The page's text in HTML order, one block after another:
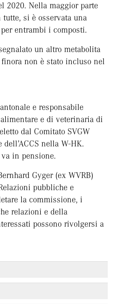
2020. Nella maggior parte
si è osservata una
entrambi i composti.
un altro metabolita
non è stato incluso nel
e responsabile
e di veterinaria di
dal Comitato SVGW
nella W-HK.
in pensione.
Gyger (ex WVRB)
pubbliche e
la commissione, i
relazioni e della
possono rivolgersi a